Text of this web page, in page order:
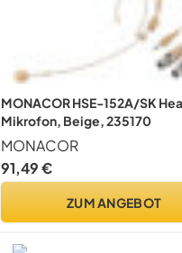
MONACOR HSE-152A/SK
Mikrofon, Beige, 235170
MONACOR
91,49 €
ZUM ANGEBOT